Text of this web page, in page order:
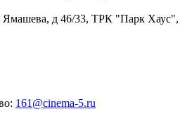
Ямашева, д 46/33, ТРК "Парк Хаус",
161@cinema-5.ru